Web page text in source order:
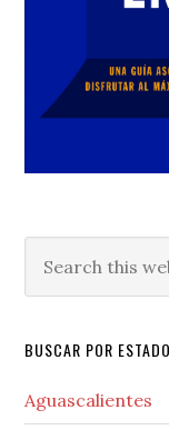
this
BUSCAR POR
Aguascalientes